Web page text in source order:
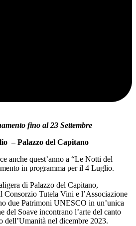
fino al 23 Settembre
– Palazzo del Capitano
anche quest’anno a “Le Notti del
in programma per il 4 Luglio.
di Palazzo del Capitano,
Consorzio Tutela Vini e l’Associazione
due Patrimoni UNESCO in un’unica
del Soave incontrano l’arte del canto
dell’Umanità nel dicembre 2023.